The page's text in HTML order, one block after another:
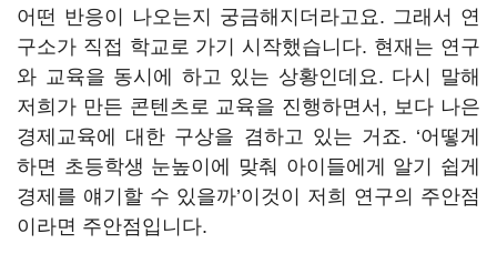
어떤 반응이 나오는지 궁금해지더라고요. 그래서 연
구소가 직접 학교로 가기 시작했습니다. 현재는 연구
와 교육을 동시에 하고 있는 상황인데요. 다시 말해
저희가 만든 콘텐츠로 교육을 진행하면서, 보다 나은
경제교육에 대한 구상을 겸하고 있는 거죠. ‘어떻게
하면 초등학생 눈높이에 맞춰 아이들에게 알기 쉽게
경제를 얘기할 수 있을까’이것이 저희 연구의 주안점
이라면 주안점입니다.